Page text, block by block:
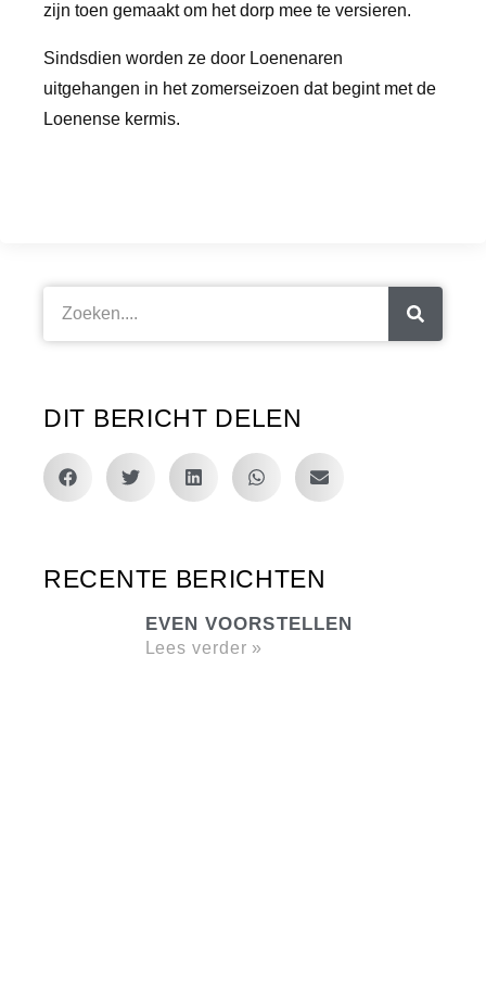
zijn toen gemaakt om het dorp mee te versieren.
Sindsdien worden ze door Loenenaren
uitgehangen in het zomerseizoen dat begint met de
Loenense kermis.
DIT BERICHT DELEN
RECENTE BERICHTEN
EVEN VOORSTELLEN
Lees verder »